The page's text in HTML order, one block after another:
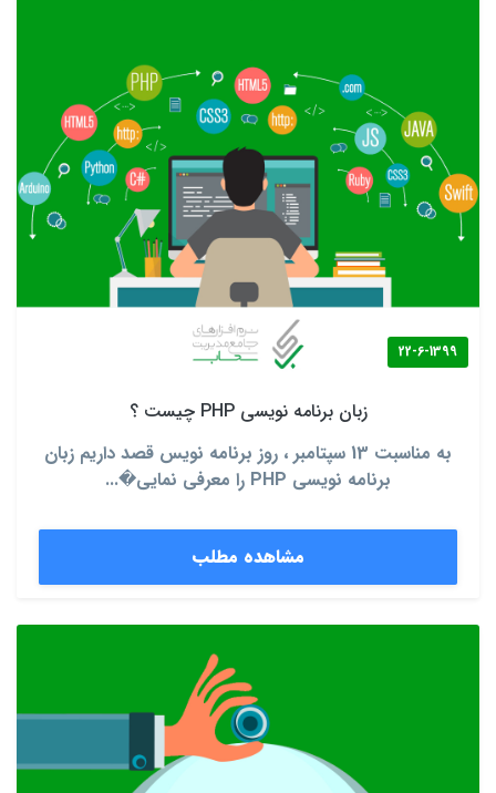
22-6-1399
زبان برنامه نویسی PHP چیست ؟
به مناسبت 13 سپتامبر ، روز برنامه نویس قصد داریم زبان
برنامه نویسی PHP را معرفی نمایی�...
مشاهده مطلب